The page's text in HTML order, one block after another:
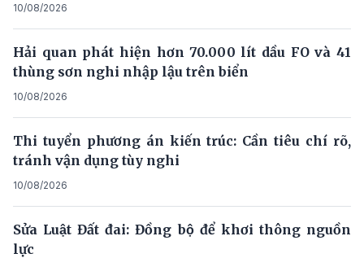
10/08/2026
Hải quan phát hiện hơn 70.000 lít dầu FO và 41
thùng sơn nghi nhập lậu trên biển
10/08/2026
Thi tuyển phương án kiến trúc: Cần tiêu chí rõ,
tránh vận dụng tùy nghi
10/08/2026
Sửa Luật Đất đai: Đồng bộ để khơi thông nguồn
lực